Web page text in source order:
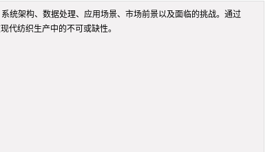
统架构、数据处理、应用场景、市场前景以及面临的挑战。通过
代纺织生产中的不可或缺性。